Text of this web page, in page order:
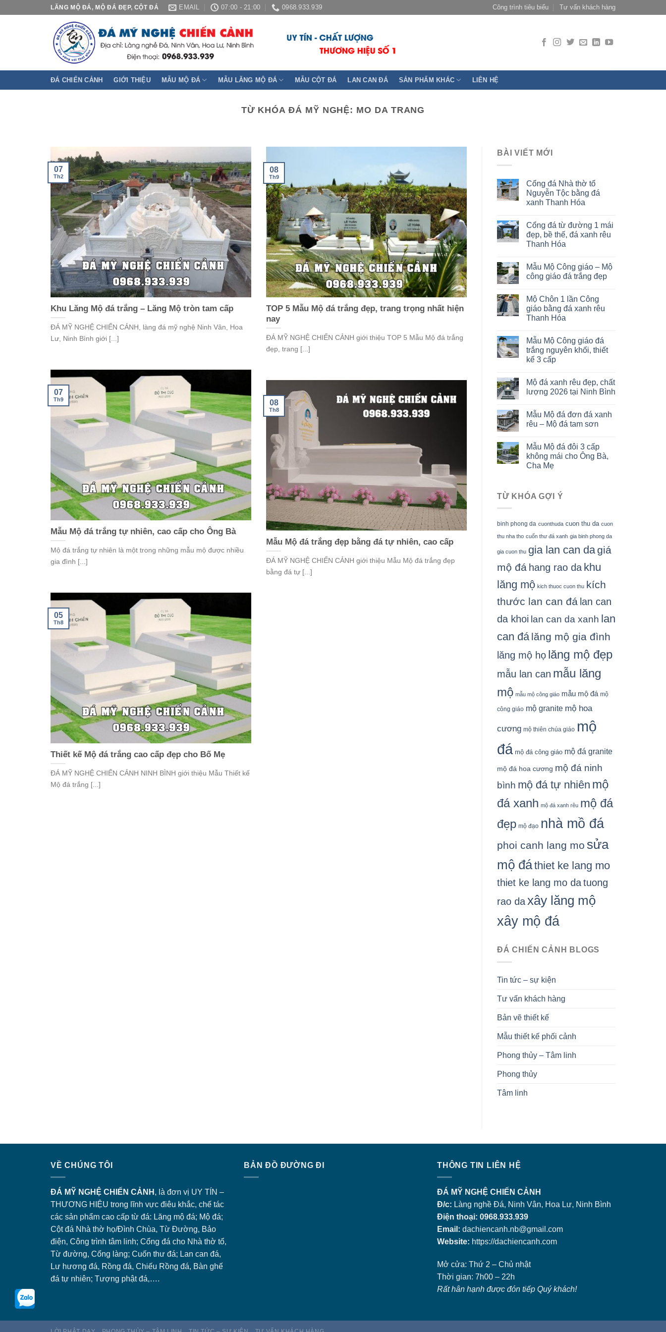
LĂNG MỘ ĐÁ, MỘ ĐÁ ĐẸP, CỘT ĐÁ EMAIL 07:00 - 21:00 0968.933.939 Công trình tiêu biểu Tư vấn khách hàng
ĐÁ CHIẾN CẢNH GIỚI THIỆU MẪU MỘ ĐÁ MẪU LĂNG MỘ ĐÁ MẪU CỘT ĐÁ LAN CAN ĐÁ SẢN PHẨM KHÁC LIÊN HỆ
TỪ KHÓA ĐÁ MỸ NGHỆ: MO DA TRANG
Khu Lăng Mộ đá trắng – Lăng Mộ tròn tam cấp
ĐÁ MỸ NGHỆ CHIẾN CẢNH, làng đá mỹ nghệ Ninh Vân, Hoa
Lư, Ninh Bình giới [...]
07
Th2
TOP 5 Mẫu Mộ đá trắng đẹp, trang trọng nhất hiện
nay
ĐÁ MỸ NGHỆ CHIẾN CẢNH giới thiệu TOP 5 Mẫu Mộ đá trắng
đẹp, trang [...]
08
Th9
Mẫu Mộ đá trắng tự nhiên, cao cấp cho Ông Bà
Mộ đá trắng tự nhiên là một trong những mẫu mộ được nhiều
gia đình [...]
07
Th9
Mẫu Mộ đá trắng đẹp bằng đá tự nhiên, cao cấp
ĐÁ MỸ NGHỆ CHIẾN CẢNH giới thiệu Mẫu Mộ đá trắng đẹp
bằng đá tự [...]
08
Th8
Thiết kế Mộ đá trắng cao cấp đẹp cho Bố Mẹ
ĐÁ MỸ NGHỆ CHIẾN CẢNH NINH BÌNH giới thiệu Mẫu Thiết kế
Mộ đá trắng [...]
05
Th8
BÀI VIẾT MỚI
Cổng đá Nhà thờ tổ
Nguyễn Tộc bằng đá
xanh Thanh Hóa
Cổng đá từ đường 1 mái
đẹp, bề thế, đá xanh rêu
Thanh Hóa
Mẫu Mộ Công giáo – Mộ
công giáo đá trắng đẹp
Mộ Chôn 1 lần Công
giáo bằng đá xanh rêu
Thanh Hóa
Mẫu Mộ Công giáo đá
trắng nguyên khối, thiết
kế 3 cấp
Mộ đá xanh rêu đẹp, chất
lượng 2026 tại Ninh Bình
Mẫu Mộ đá đơn đá xanh
rêu – Mộ đá tam sơn
Mẫu Mộ đá đôi 3 cấp
không mái cho Ông Bà,
Cha Mẹ
TỪ KHÓA GỢI Ý
binh phong da cuonthuda cuon thu da cuon
thu nha tho cuốn thư đá xanh gia binh phong da
gia cuon thu gia lan can dagiá
mộ đá hang rao da khu
lăng mộ kich thuoc cuon thu kích
thước lan can đá lan can
da khoi lan can da xanh lan
can đá lăng mộ gia đình
lăng mộ họ lăng mộ đẹp
mẫu lan can mẫu lăng
mộ mẫu mộ công giáo mẫu mộ đá mộ
công giáo mộ granite mộ hoa
cương mộ thiên chúa giáo mộ
đá mộ đá công giáo mộ đá granite
mộ đá hoa cương mộ đá ninh
bình mộ đá tự nhiên mộ
đá xanh mộ đá xanh rêu mộ đá
đẹp mộ đạo nhà mồ đá
phoi canh lang mo sửa
mộ đáthiet ke lang mo
thiet ke lang mo datuong
rao daxây lăng mộ
xây mộ đá
ĐÁ CHIẾN CẢNH BLOGS
Tin tức – sự kiện
Tư vấn khách hàng
Bản vẽ thiết kế
Mẫu thiết kế phối cảnh
Phong thủy – Tâm linh
Phong thủy
Tâm linh
VỀ CHÚNG TÔI
ĐÁ MỸ NGHỆ CHIẾN CẢNH , là đơn vị UY TÍN –
THƯƠNG HIỆU trong lĩnh vực điêu khắc, chế tác
các sản phẩm cao cấp từ đá: Lăng mộ đá; Mộ đá;
Cột đá Nhà thờ họ/Đình Chùa, Từ Đường, Bảo
điện, Công trình tâm linh; Cổng đá cho Nhà thờ tổ,
Từ đường, Cổng làng; Cuốn thư đá; Lan can đá,
Lư hương đá, Rồng đá, Chiếu Rồng đá, Bàn ghế
đá tự nhiên; Tượng phật đá,….
BẢN ĐỒ ĐƯỜNG ĐI THÔNG TIN LIÊN HỆ
ĐÁ MỸ NGHỆ CHIẾN CẢNH
Đ/c: Làng nghề Đá, Ninh Vân, Hoa Lư, Ninh Bình
Điện thoại: 0968.933.939
Email: dachiencanh.nb@gmail.com
Website: https://dachiencanh.com
Mở cửa: Thứ 2 – Chủ nhật
Thời gian: 7h00 – 22h
Rất hân hạnh được đón tiếp Quý khách!